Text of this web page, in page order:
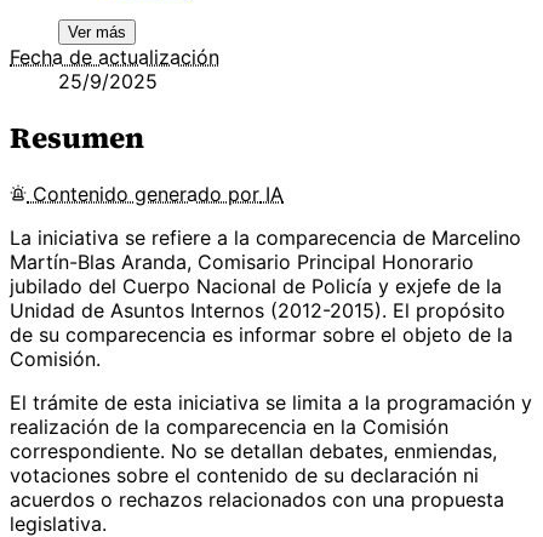
Ver más
Fecha de actualización
25/9/2025
Resumen
Contenido generado por IA
La iniciativa se refiere a la comparecencia de Marcelino
Martín-Blas Aranda, Comisario Principal Honorario
jubilado del Cuerpo Nacional de Policía y exjefe de la
Unidad de Asuntos Internos (2012-2015). El propósito
de su comparecencia es informar sobre el objeto de la
Comisión.
El trámite de esta iniciativa se limita a la programación y
realización de la comparecencia en la Comisión
correspondiente. No se detallan debates, enmiendas,
votaciones sobre el contenido de su declaración ni
acuerdos o rechazos relacionados con una propuesta
legislativa.